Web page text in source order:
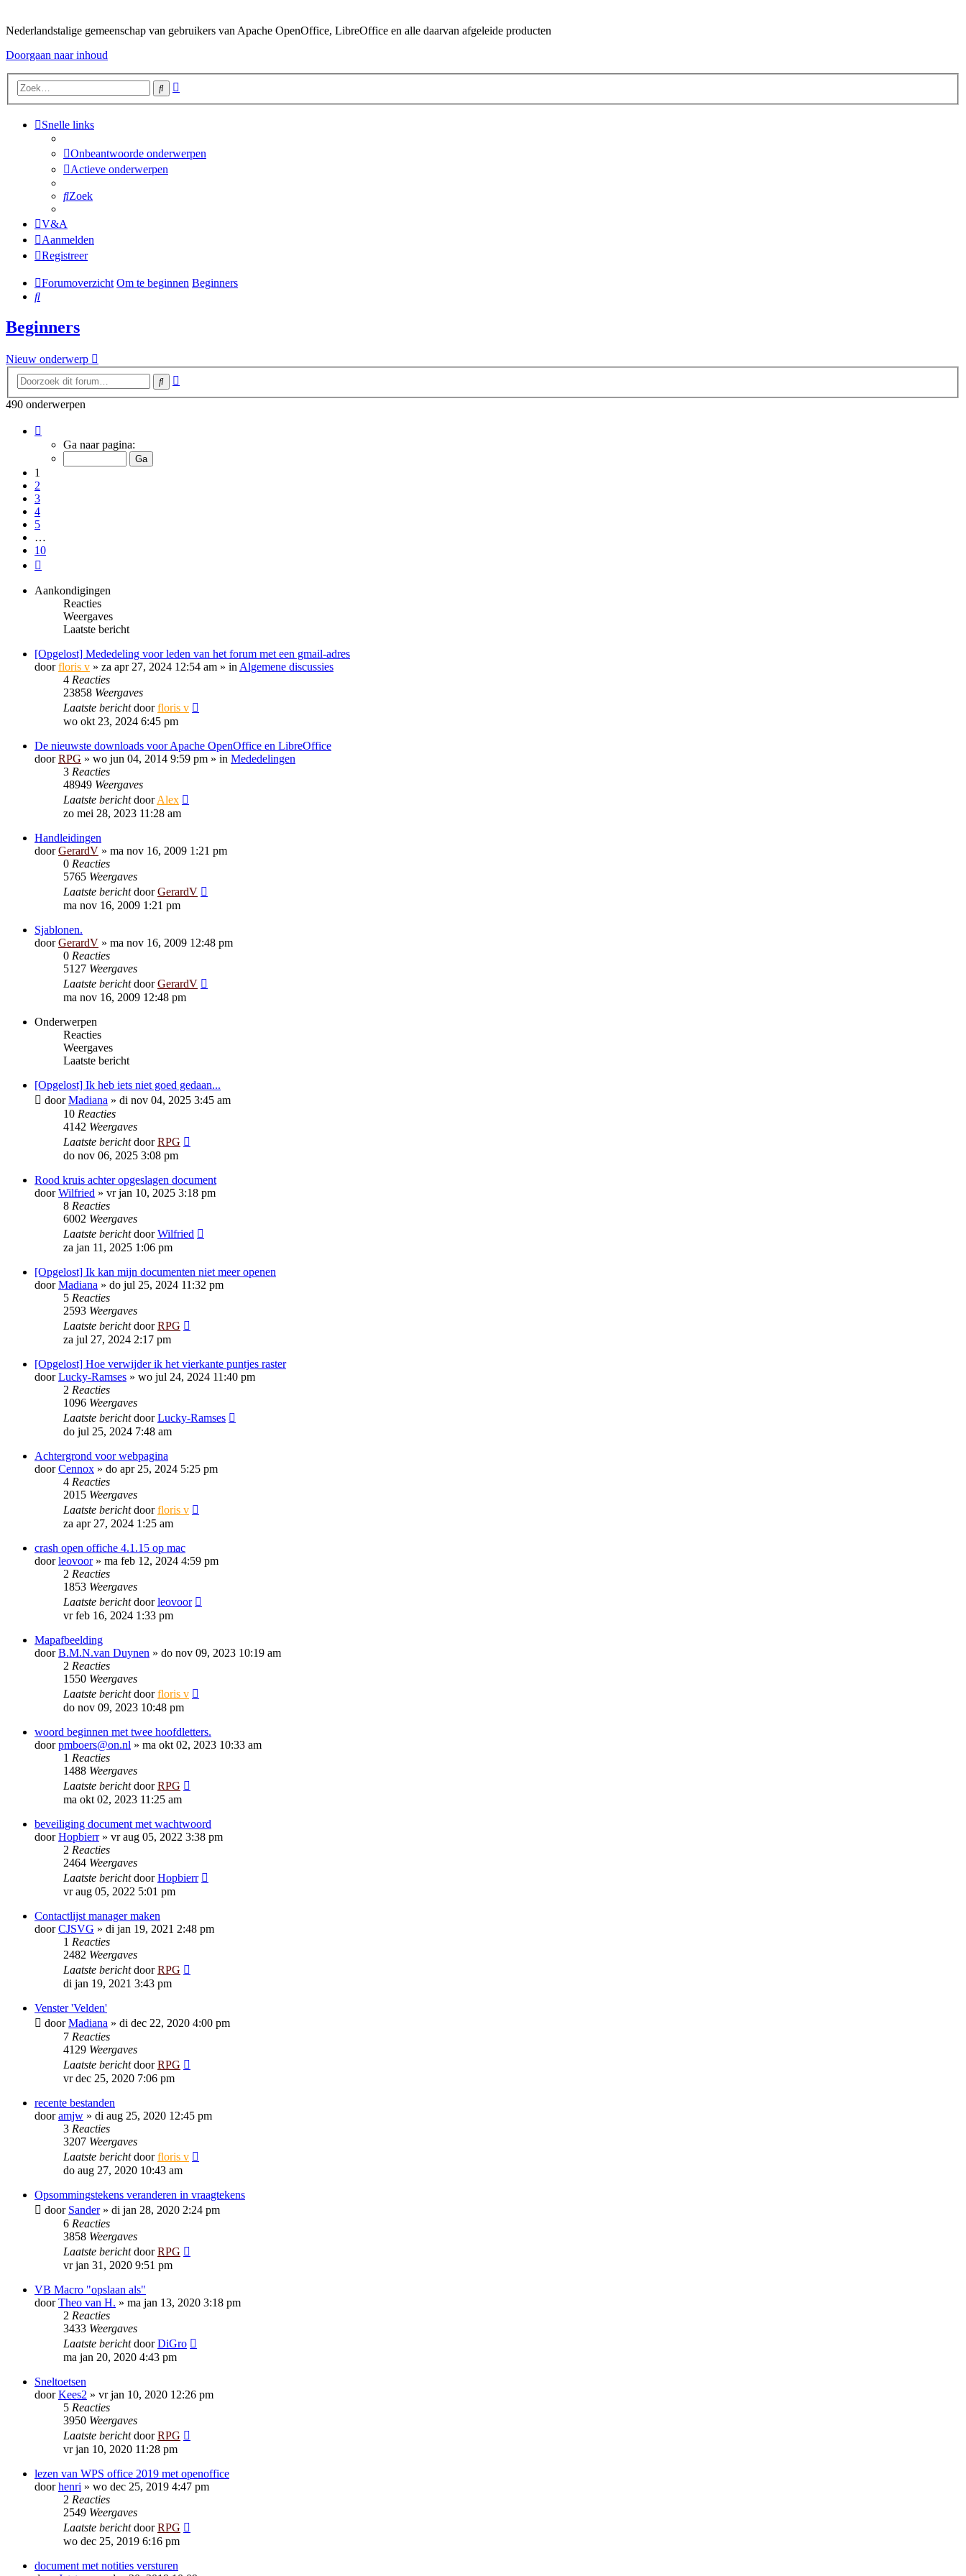
Nederlandstalige gemeenschap van gebruikers van Apache OpenOffice, LibreOffice en alle daarvan afgeleide producten
Doorgaan naar inhoud
Zoek
Snelle links
Onbeantwoorde onderwerpen
Actieve onderwerpen
Zoek
V&A
Aanmelden
Registreer
Forumoverzicht Om te beginnen Beginners
Zoek
Beginners
Nieuw onderwerp
Zoek
490 onderwerpen
van
Ga naar pagina:
1
2
3
4
5
…
10
Aankondigingen
Reacties
Weergaves
Laatste bericht
[Opgelost] Mededeling voor leden van het forum met een gmail-adres
doorfloris v » za apr 27, 2024 12:54 am » in Algemene discussies
4 Reacties
23858 Weergaves
Laatste berichtdoorfloris v
wo okt 23, 2024 6:45 pm
De nieuwste downloads voor Apache OpenOffice en LibreOffice
doorRPG » wo jun 04, 2014 9:59 pm » in Mededelingen
3 Reacties
48949 Weergaves
Laatste berichtdoorAlex
zo mei 28, 2023 11:28 am
Handleidingen
doorGerardV » ma nov 16, 2009 1:21 pm
0 Reacties
5765 Weergaves
Laatste berichtdoorGerardV
ma nov 16, 2009 1:21 pm
Sjablonen.
doorGerardV » ma nov 16, 2009 12:48 pm
0 Reacties
5127 Weergaves
Laatste berichtdoorGerardV
ma nov 16, 2009 12:48 pm
Onderwerpen
Reacties
Weergaves
Laatste bericht
[Opgelost] Ik heb iets niet goed gedaan...
doorMadiana » di nov 04, 2025 3:45 am
10 Reacties
4142 Weergaves
Laatste berichtdoorRPG
do nov 06, 2025 3:08 pm
Rood kruis achter opgeslagen document
doorWilfried » vr jan 10, 2025 3:18 pm
8 Reacties
6002 Weergaves
Laatste berichtdoorWilfried
za jan 11, 2025 1:06 pm
[Opgelost] Ik kan mijn documenten niet meer openen
doorMadiana » do jul 25, 2024 11:32 pm
5 Reacties
2593 Weergaves
Laatste berichtdoorRPG
za jul 27, 2024 2:17 pm
[Opgelost] Hoe verwijder ik het vierkante puntjes raster
doorLucky-Ramses » wo jul 24, 2024 11:40 pm
2 Reacties
1096 Weergaves
Laatste berichtdoorLucky-Ramses
do jul 25, 2024 7:48 am
Achtergrond voor webpagina
doorCennox » do apr 25, 2024 5:25 pm
4 Reacties
2015 Weergaves
Laatste berichtdoorfloris v
za apr 27, 2024 1:25 am
crash open offiche 4.1.15 op mac
doorleovoor» ma feb 12, 2024 4:59 pm
2 Reacties
1853 Weergaves
Laatste berichtdoorleovoor
vr feb 16, 2024 1:33 pm
Mapafbeelding
doorB.M.N.van Duynen » do nov 09, 2023 10:19 am
2 Reacties
1550 Weergaves
Laatste berichtdoorfloris v
do nov 09, 2023 10:48 pm
woord beginnen met twee hoofdletters.
doorpmboers@on.nl » ma okt 02, 2023 10:33 am
1 Reacties
1488 Weergaves
Laatste berichtdoorRPG
ma okt 02, 2023 11:25 am
beveiliging document met wachtwoord
doorHopbierr» vr aug 05, 2022 3:38 pm
2 Reacties
2464 Weergaves
Laatste berichtdoorHopbierr
vr aug 05, 2022 5:01 pm
Contactlijst manager maken
doorCJSVG » di jan 19, 2021 2:48 pm
1 Reacties
2482 Weergaves
Laatste berichtdoorRPG
di jan 19, 2021 3:43 pm
Venster 'Velden'
doorMadiana » di dec 22, 2020 4:00 pm
7 Reacties
4129 Weergaves
Laatste berichtdoorRPG
vr dec 25, 2020 7:06 pm
recente bestanden
dooramjw » di aug 25, 2020 12:45 pm
3 Reacties
3207 Weergaves
Laatste berichtdoorfloris v
do aug 27, 2020 10:43 am
Opsommingstekens veranderen in vraagtekens
door Sander» di jan 28, 2020 2:24 pm
6 Reacties
3858 Weergaves
Laatste berichtdoorRPG
vr jan 31, 2020 9:51 pm
VB Macro "opslaan als"
doorTheo van H. » ma jan 13, 2020 3:18 pm
2 Reacties
3433 Weergaves
Laatste berichtdoorDiGro
ma jan 20, 2020 4:43 pm
Sneltoetsen
doorKees2 » vr jan 10, 2020 12:26 pm
5 Reacties
3950 Weergaves
Laatste berichtdoorRPG
vr jan 10, 2020 11:28 pm
lezen van WPS office 2019 met openoffice
doorhenri » wo dec 25, 2019 4:47 pm
2 Reacties
2549 Weergaves
Laatste berichtdoorRPG
wo dec 25, 2019 6:16 pm
document met notities versturen